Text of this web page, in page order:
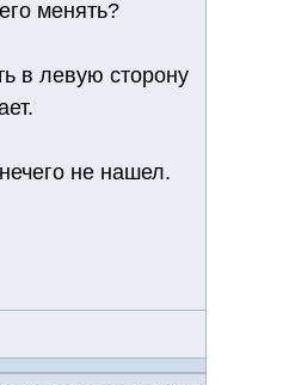
менять?
в левую сторону
не нашел.